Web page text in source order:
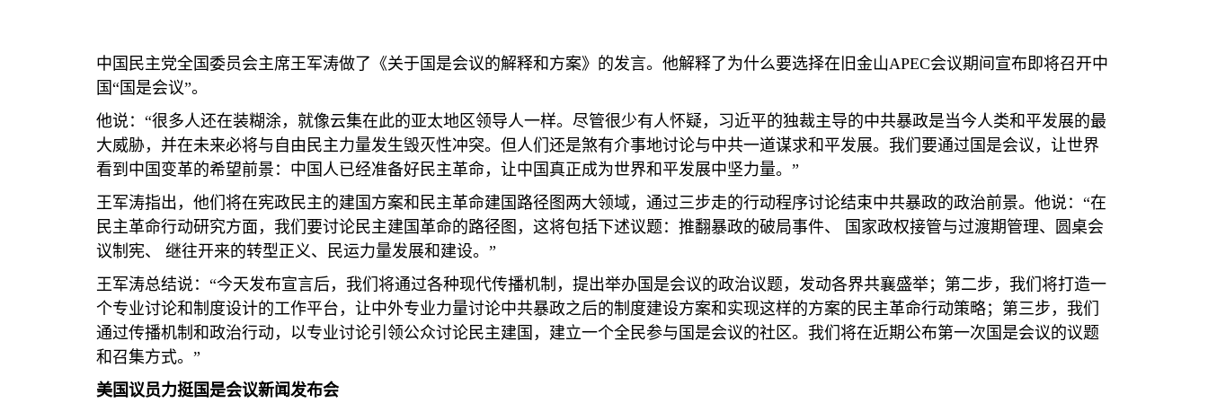
中国民主党全国委员会主席王军涛做了《关于国是会议的解释和方案》的发言。他解释了为什么要选择在旧金山APEC会议期间宣布即将召开中
国“国是会议”。
他说：“很多人还在装糊涂，就像云集在此的亚太地区领导人一样。尽管很少有人怀疑，习近平的独裁主导的中共暴政是当今人类和平发展的最
大威胁，并在未来必将与自由民主力量发生毁灭性冲突。但人们还是煞有介事地讨论与中共一道谋求和平发展。我们要通过国是会议，让世界
看到中国变革的希望前景：中国人已经准备好民主革命，让中国真正成为世界和平发展中坚力量。”
王军涛指出，他们将在宪政民主的建国方案和民主革命建国路径图两大领域，通过三步走的行动程序讨论结束中共暴政的政治前景。他说：“在
民主革命行动研究方面，我们要讨论民主建国革命的路径图，这将包括下述议题：推翻暴政的破局事件、 国家政权接管与过渡期管理、圆桌会
议制宪、 继往开来的转型正义、民运力量发展和建设。”
王军涛总结说：“今天发布宣言后，我们将通过各种现代传播机制，提出举办国是会议的政治议题，发动各界共襄盛举；第二步，我们将打造一
个专业讨论和制度设计的工作平台，让中外专业力量讨论中共暴政之后的制度建设方案和实现这样的方案的民主革命行动策略；第三步，我们
通过传播机制和政治行动，以专业讨论引领公众讨论民主建国，建立一个全民参与国是会议的社区。我们将在近期公布第一次国是会议的议题
和召集方式。”
美国议员力挺国是会议新闻发布会